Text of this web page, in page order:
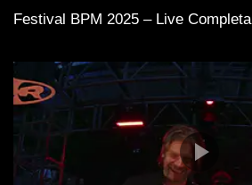
Festival BPM 2025 – Live Completa